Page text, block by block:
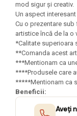
Hartie Creponata,
Glasata
Mape Birou/
Trusa geometrie
Rigle, echere si
plastic
Sticle, caserole,
suporturi copii
mod sigur și creativ.
Un aspect
Cu o prezentare
artistice încă de la o
*Calitate superioara
**Comanda acest
***Mentionam ca
****Produsele care
*****Mentionam ca
Beneficii:
Aveți